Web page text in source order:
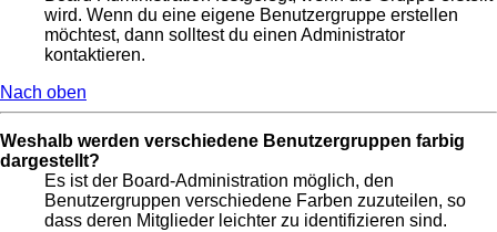
wird. Wenn du eine eigene Benutzergruppe erstellen
möchtest, dann solltest du einen Administrator
kontaktieren.
Nach oben
Weshalb werden verschiedene Benutzergruppen farbig
dargestellt?
Es ist der Board-Administration möglich, den
Benutzergruppen verschiedene Farben zuzuteilen, so
dass deren Mitglieder leichter zu identifizieren sind.